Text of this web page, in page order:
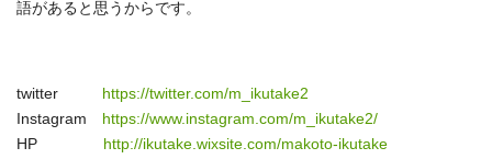
語があると思うからです。
twitter https://twitter.com/m_ikutake2
Instagram https://www.instagram.com/m_ikutake2/
HP http://ikutake.wixsite.com/makoto-ikutake